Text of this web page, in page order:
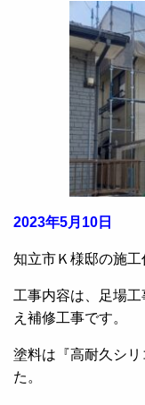
2023年5月10日
知立市Ｋ様邸の施工
工事内容は、足場
え補修工事です。
塗料は『高耐久シ
た。